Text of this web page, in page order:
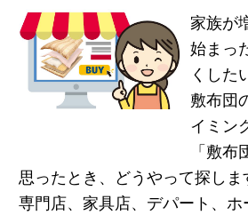
家族が
始まっ
くし
敷布団
イミン
「敷
思ったとき、どうやって探しま
専門店、家具店、デパート、